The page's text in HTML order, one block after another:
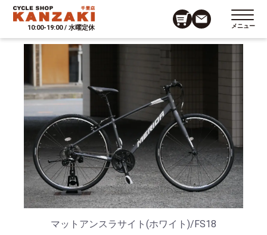
10:00-19:00 / 水曜定休 メニュー
マットアンスラサイト(ホワイト)/FS18